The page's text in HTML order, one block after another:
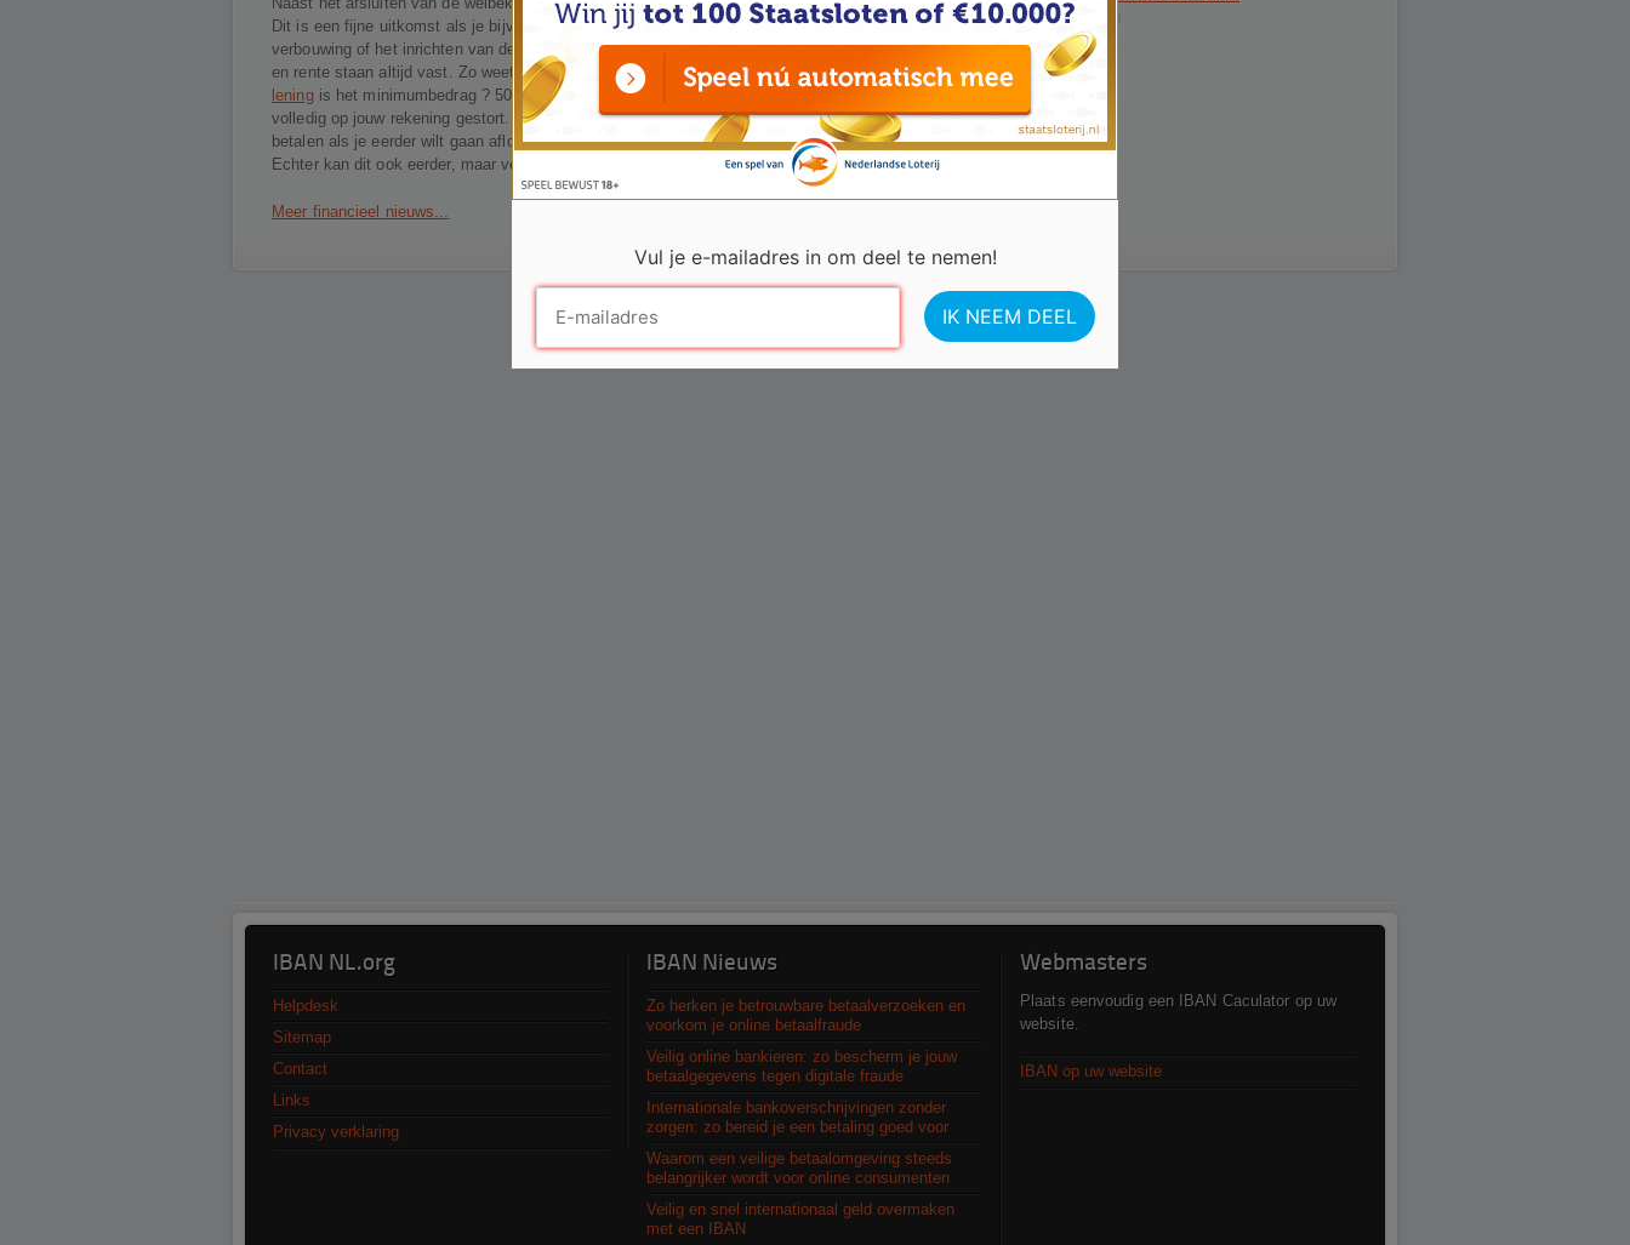
Dit is een fijne uitkomst als je bijvoorbeeld maar eenmalig een bepaald bedrag nodig hebt voor een
verbouwing of het inrichten van de woning. Je betaalt maandelijks een vast bedrag en de looptijd
en rente staan altijd vast. Zo weet je direct waar je precies voor tekent. Let op! Voordit soort
leningis het minimumbedrag ? 5000,- en het maximumbedrag is ? 75000,-. Dit bedrag wordt
volledig op jouw rekening gestort. Een nadeel is dat het soms voorkomt dat je extra kosten dient te
betalen als je eerder wilt gaan aflossen. De lening moet afbetaald zijn voor je 65e levensjaar.
Echter kan dit ook eerder, maar verschilt het levensjaar per aanbieder.
Meer financieel nieuws...
2026-07-13
IBAN NL.org
Helpdesk
Sitemap
Contact
Links
Privacy verklaring
IBAN Nieuws
Zo herken je betrouwbare betaalverzoeken en
voorkom je online betaalfraude
Veilig online bankieren: zo bescherm je jouw
betaalgegevens tegen digitale fraude
Internationale bankoverschrijvingen zonder
zorgen: zo bereid je een betaling goed voor
Waarom een veilige betaalomgeving steeds
belangrijker wordt voor online consumenten
Veilig en snel internationaal geld overmaken
met een IBAN
Webmasters
Plaats eenvoudig een IBAN Caculator op uw
website.
IBAN op uw website
Vul je e-mailadres in om deel te nemen!